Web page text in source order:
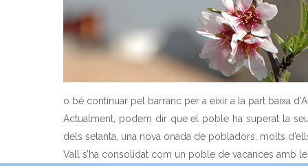
o bé continuar pel barranc per a eixir a la part baixa
Actualment, podem dir que el poble ha superat la
dels setanta, una nova onada de pobladors, molts
Vall s’ha consolidat com un poble de vacances amb